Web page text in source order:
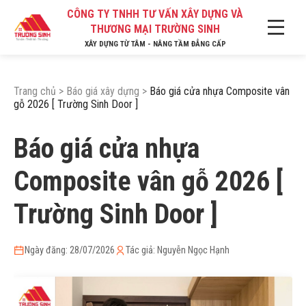
CÔNG TY TNHH TƯ VẤN XÂY DỰNG VÀ
THƯƠNG MẠI TRƯỜNG SINH
XÂY DỰNG TỪ TÂM - NÂNG TẦM ĐẲNG CẤP
Trang chủ > Báo giá xây dựng > Báo giá cửa nhựa Composite vân
gỗ 2026 [ Trường Sinh Door ]
Báo giá cửa nhựa
Composite vân gỗ 2026 [
Trường Sinh Door ]
Ngày đăng: 28/07/2026 Tác giả: Nguyễn Ngọc Hạnh